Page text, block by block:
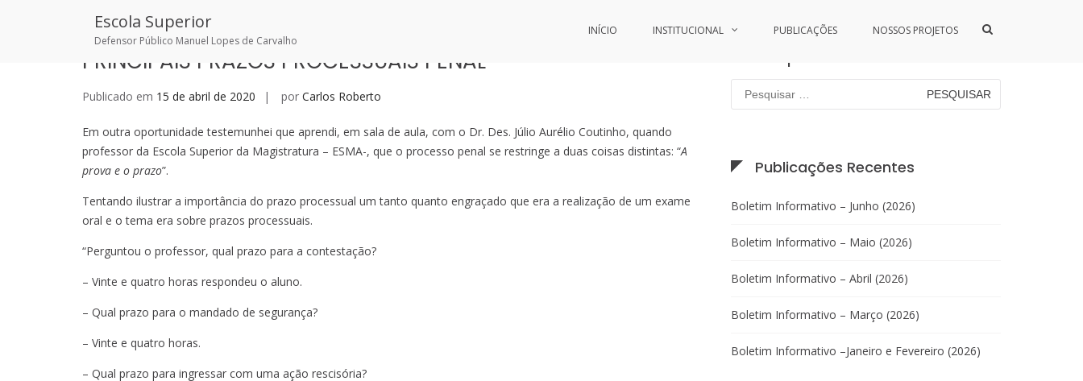
Escola Superior
Defensor Público Manuel Lopes de Carvalho
INÍCIO INSTITUCIONAL PUBLICAÇÕES NOSSOS PROJETOS
Show
PRINCIPAIS PRAZOS PROCESSUAIS PENAL
Publicado em 15 de abril de 2020 por Carlos Roberto
Em outra oportunidade testemunhei que aprendi, em sala de aula, com o Dr. Des. Júlio Aurélio Coutinho, quando
professor da Escola Superior da Magistratura – ESMA-, que o processo penal se restringe a duas coisas distintas: “A
prova e o prazo”.
Tentando ilustrar a importância do prazo processual um tanto quanto engraçado que era a realização de um exame
oral e o tema era sobre prazos processuais.
“Perguntou o professor, qual prazo para a contestação?
– Vinte e quatro horas respondeu o aluno.
– Qual prazo para o mandado de segurança?
– Vinte e quatro horas.
– Qual prazo para ingressar com uma ação rescisória?
Pesquisar
Pesquisar
por:
Publicações Recentes
Boletim Informativo – Junho (2026)
Boletim Informativo – Maio (2026)
Boletim Informativo – Abril (2026)
Boletim Informativo – Março (2026)
Boletim Informativo –Janeiro e Fevereiro (2026)